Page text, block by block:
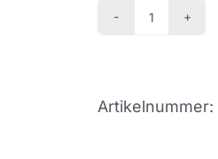
Artikelnummer: